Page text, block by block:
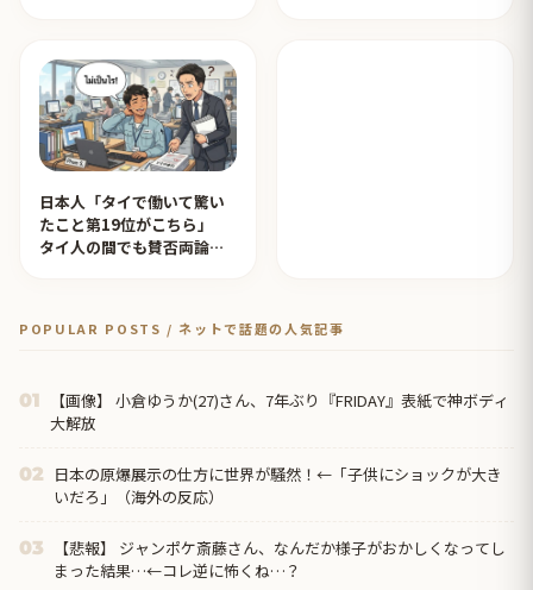
日本人「タイで働いて驚い
たこと第19位がこちら」
タイ人の間でも賛否両論
POPULAR POSTS / ネットで話題の人気記事
01
【画像】 小倉ゆうか(27)さん、7年ぶり『FRIDAY』表紙で神ボディ
大解放
02
日本の原爆展示の仕方に世界が騒然！←「子供にショックが大き
いだろ」（海外の反応）
03
【悲報】 ジャンポケ斎藤さん、なんだか様子がおかしくなってし
まった結果…←コレ逆に怖くね…？